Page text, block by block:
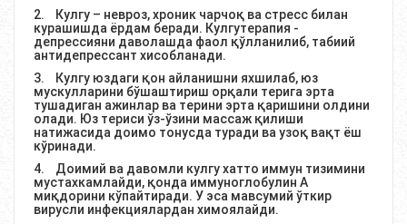
2. Кулгу – невроз, хроник чарчоқ ва стресс билан
курашишда ёрдам беради. Кулгутерапия -
депрессияни даволашда фаол қўлланилиб, табиий
антидепрессант хисобланади.
3. Кулгу юздаги қон айланишни яхшилаб, юз
мускулларини бўшаштириш орқали терига эрта
тушадиган ажинлар ва терини эрта қаришини олдини
олади. Юз териси ўз-ўзини массаж қилиши
натижасида доимо тонусда туради ва узоқ вақт ёш
кўринади.
4. Доимий ва давомли кулгу хатто иммун тизимини
мустахкамлайди, қонда иммуноглобулин А
миқдорини кўпайтиради. У эса мавсумий ўткир
вирусли инфекциялардан химоялайди.